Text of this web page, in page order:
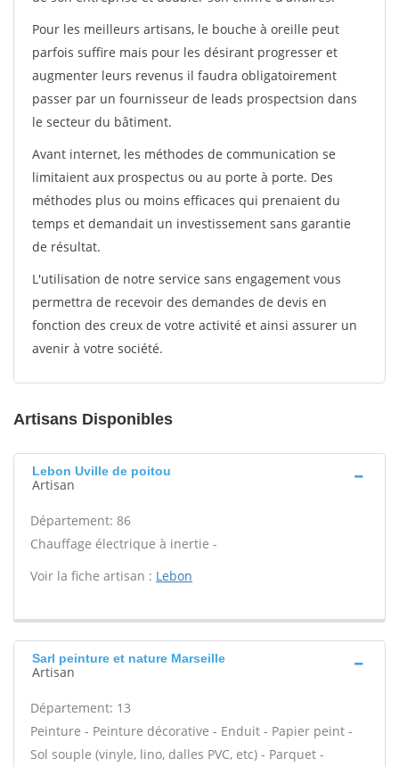
Pour les meilleurs artisans, le bouche à oreille peut
parfois suffire mais pour les désirant progresser et
augmenter leurs revenus il faudra obligatoirement
passer par un fournisseur de leads prospectsion dans
le secteur du bâtiment.
Avant internet, les méthodes de communication se
limitaient aux prospectus ou au porte à porte. Des
méthodes plus ou moins efficaces qui prenaient du
temps et demandait un investissement sans garantie
de résultat.
L'utilisation de notre service sans engagement vous
permettra de recevoir des demandes de devis en
fonction des creux de votre activité et ainsi assurer un
avenir à votre société.
Artisans Disponibles
Lebon Uville de poitou
Artisan
Département: 86
Chauffage électrique à inertie -
Voir la fiche artisan : Lebon
Sarl peinture et nature Marseille
Artisan
Département: 13
Peinture - Peinture décorative - Enduit - Papier peint -
Sol souple (vinyle, lino, dalles PVC, etc) - Parquet -